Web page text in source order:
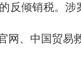
反倾销税。涉
、中国贸易救